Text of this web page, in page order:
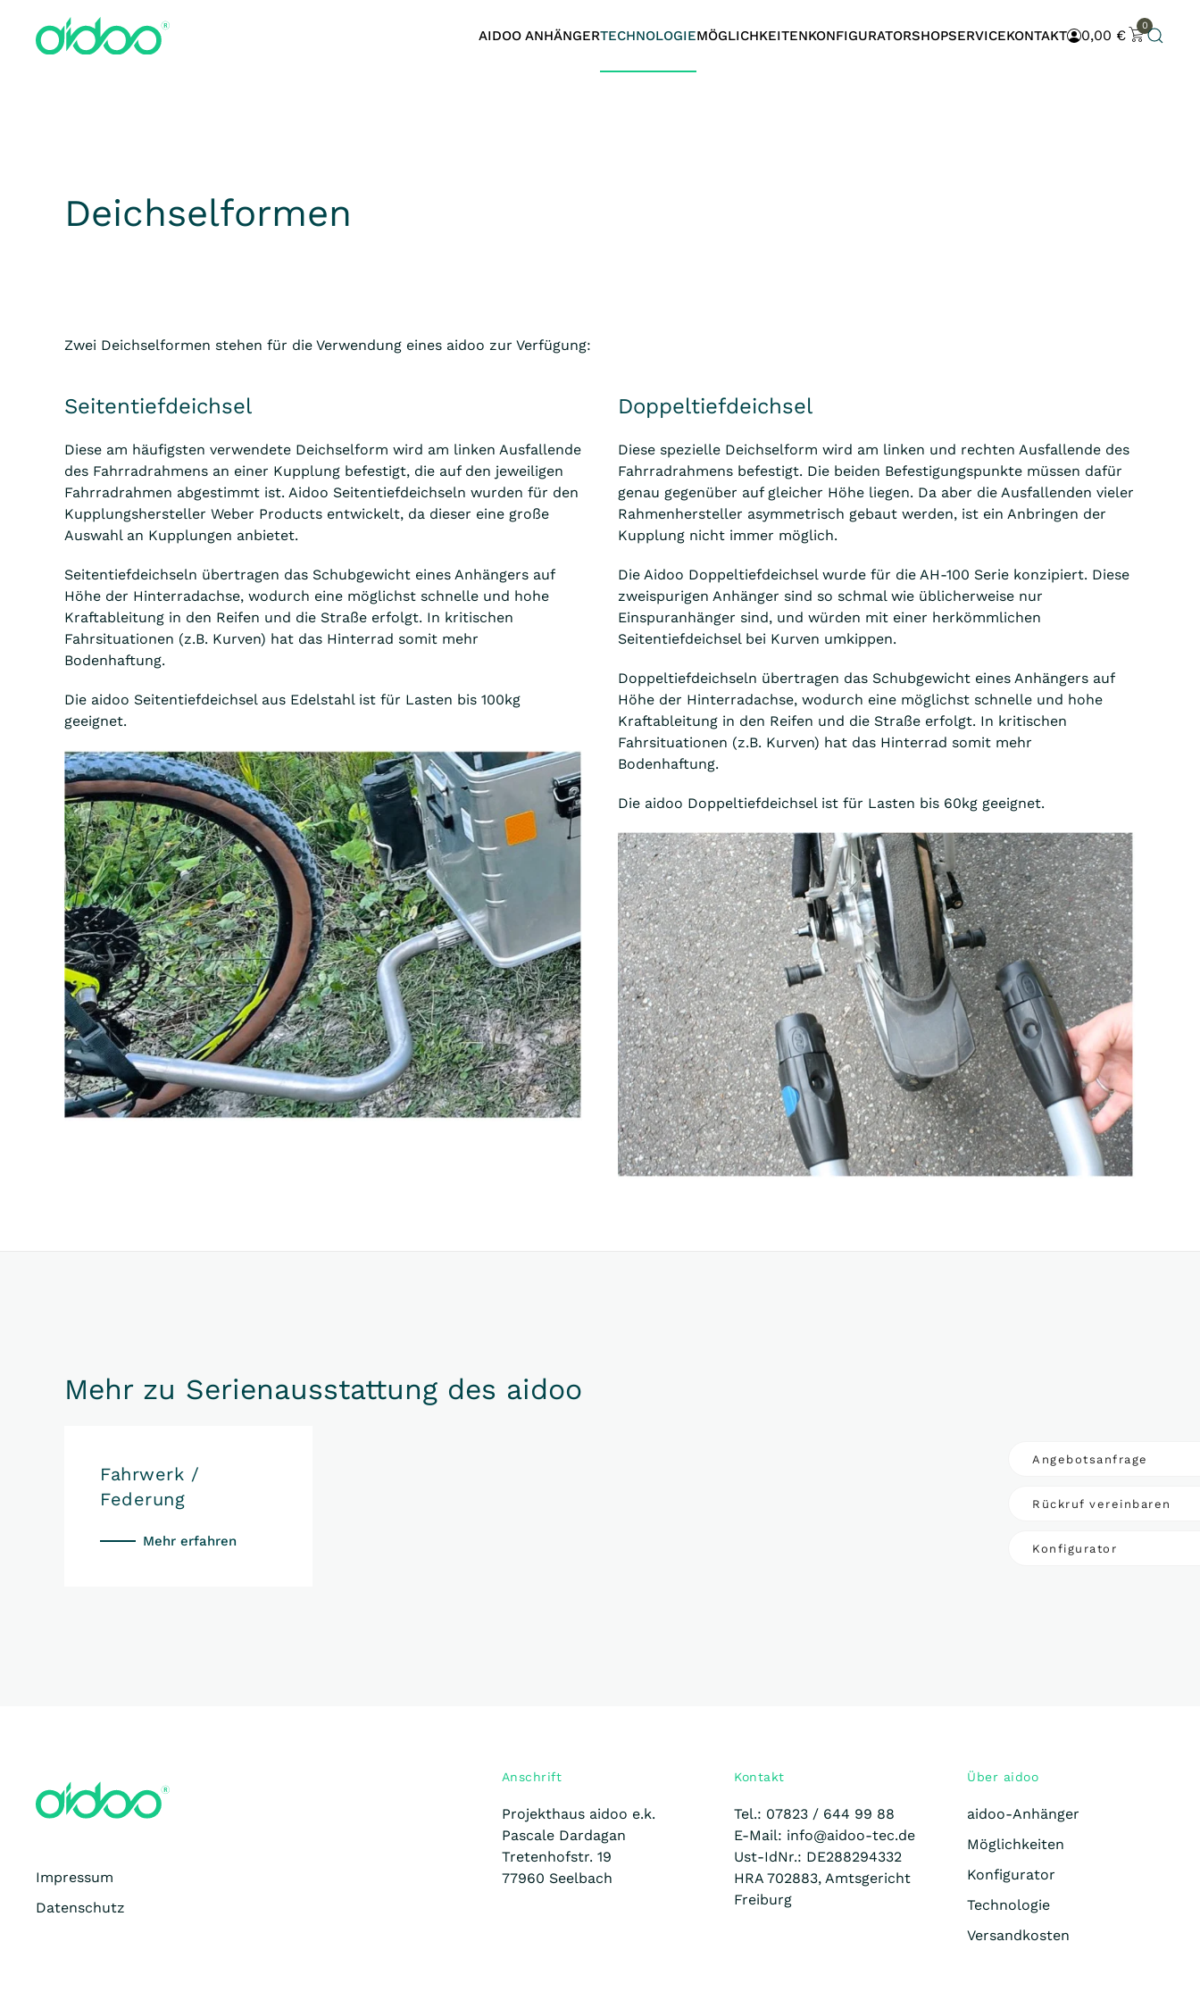
Zum Hauptinhalt springen
AIDOO ANHÄNGERTECHNOLOGIEMÖGLICHKEITENKONFIGURATORSHOPSERVICEKONTAKT 0,00 €
0
Deichselformen
Zwei Deichselformen stehen für die Verwendung eines aidoo zur Verfügung:
Seitentiefdeichsel
Diese am häufigsten verwendete Deichselform wird am linken Ausfallende
des Fahrradrahmens an einer Kupplung befestigt, die auf den jeweiligen
Fahrradrahmen abgestimmt ist. Aidoo Seitentiefdeichseln wurden für den
Kupplungshersteller Weber Products entwickelt, da dieser eine große
Auswahl an Kupplungen anbietet.
Seitentiefdeichseln übertragen das Schubgewicht eines Anhängers auf
Höhe der Hinterradachse, wodurch eine möglichst schnelle und hohe
Kraftableitung in den Reifen und die Straße erfolgt. In kritischen
Fahrsituationen (z.B. Kurven) hat das Hinterrad somit mehr
Bodenhaftung.
Die aidoo Seitentiefdeichsel aus Edelstahl ist für Lasten bis 100kg
geeignet.
Doppeltiefdeichsel
Diese spezielle Deichselform wird am linken und rechten Ausfallende des
Fahrradrahmens befestigt. Die beiden Befestigungspunkte müssen dafür
genau gegenüber auf gleicher Höhe liegen. Da aber die Ausfallenden vieler
Rahmenhersteller asymmetrisch gebaut werden, ist ein Anbringen der
Kupplung nicht immer möglich.
Die Aidoo Doppeltiefdeichsel wurde für die AH-100 Serie konzipiert. Diese
zweispurigen Anhänger sind so schmal wie üblicherweise nur
Einspuranhänger sind, und würden mit einer herkömmlichen
Seitentiefdeichsel bei Kurven umkippen.
Doppeltiefdeichseln übertragen das Schubgewicht eines Anhängers auf
Höhe der Hinterradachse, wodurch eine möglichst schnelle und hohe
Kraftableitung in den Reifen und die Straße erfolgt. In kritischen
Fahrsituationen (z.B. Kurven) hat das Hinterrad somit mehr
Bodenhaftung.
Die aidoo Doppeltiefdeichsel ist für Lasten bis 60kg geeignet.
Mehr zu Serienausstattung des aidoo
Fahrwerk /
Federung
Mehr erfahren
Impressum
Datenschutz
Anschrift
Projekthaus aidoo e.k.
Pascale Dardagan
Tretenhofstr. 19
77960 Seelbach
Kontakt
Tel.: 07823 / 644 99 88
E-Mail: info@aidoo-tec.de
Ust-IdNr.: DE288294332
HRA 702883, Amtsgericht
Freiburg
Über aidoo
aidoo-Anhänger
Möglichkeiten
Konfigurator
Technologie
Versandkosten
Angebotsanfrage
Rückruf vereinbaren
Konfigurator